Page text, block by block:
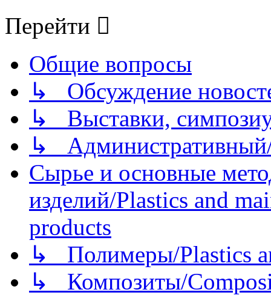
Перейти
Общие вопросы
↳ Обсуждение
↳ Выставки,
↳
Сырье и основные
изделий/Plastics and
products
↳ Полимеры/Plastics
↳ Композиты/